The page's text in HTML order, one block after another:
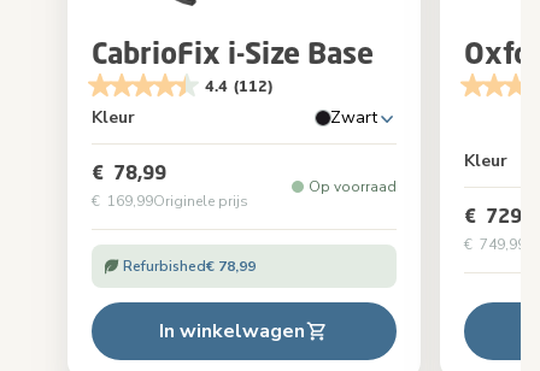
CabrioFix i-Size Base
4.4 (112)
Kleur Zwart
€ 78,99
€ 169,99Originele prijs
Op voorraad
Refurbished€ 78,99
In winkelwagen
Kleur
€
€ 749,99